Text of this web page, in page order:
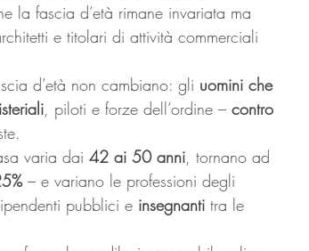
la fascia d’età rimane invariata ma
e titolari di attività commerciali
d’età non cambiano: gli uomini che
, piloti e forze dell’ordine – contro
varia dai 42 ai 50 anni , tornano ad
– e variano le professioni degli
pubblici e insegnanti tra le